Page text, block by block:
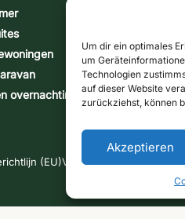
Um dir ein optimales
um
Technologien
auf dieser Website
zurückziehst, können
Akzeptieren
overnachting
Keulen
Cursus
Snap-
(EU)Verzendmethoden: